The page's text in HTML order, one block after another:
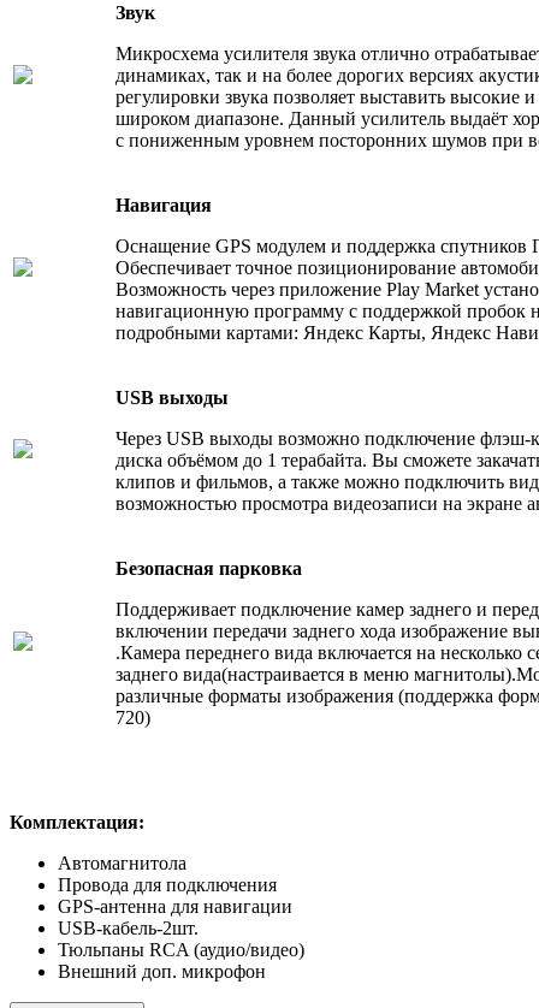
Звук
Микросхема усилителя звука отлично
динамиках, так и на более дорогих версиях
регулировки звука позволяет выставить высокие
широком диапазоне. Данный усилитель выдаёт
с пониженным уровнем посторонних шумов при
Навигация
Оснащение GPS модулем и поддержка спутников
Обеспечивает точное позиционирование
Возможность через приложение Play Market
навигационную программу с поддержкой пробок
подробными картами: Яндекс Карты, Яндекс
USB выходы
Через USB выходы возможно подключение флэш-
диска объёмом до 1 терабайта. Вы сможете
клипов и фильмов, а также можно подключить
возможностью просмотра видеозаписи на экране
Безопасная парковка
Поддерживает подключение камер заднего и
включении передачи заднего хода изображение
.Камера переднего вида включается на несколько
заднего вида(настраивается в меню
различные форматы изображения (поддержка
720)
Комплектация:
Автомагнитола
Провода для подключения
GPS-антенна для навигации
USB-кабель-2шт.
Тюльпаны RCA (аудио/видео)
Внешний доп. микрофон